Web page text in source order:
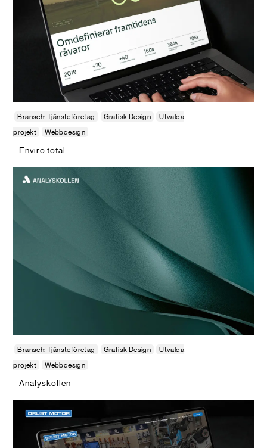
Bransch: Tjänsteföretag Grafisk Design
Utvalda
projekt
Webbdesign
Enviro total
Bransch: Tjänsteföretag Grafisk Design
Utvalda
projekt
Webbdesign
Analyskollen